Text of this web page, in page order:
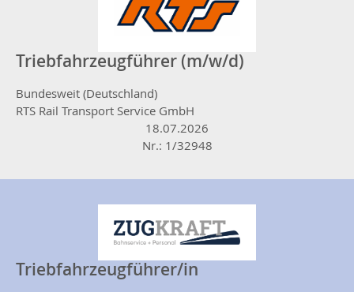
Triebfahrzeugführer (m/w/d)
Bundesweit (Deutschland)
RTS Rail Transport Service GmbH
18.07.2026
Nr.: 1/32948
Triebfahrzeugführer/in